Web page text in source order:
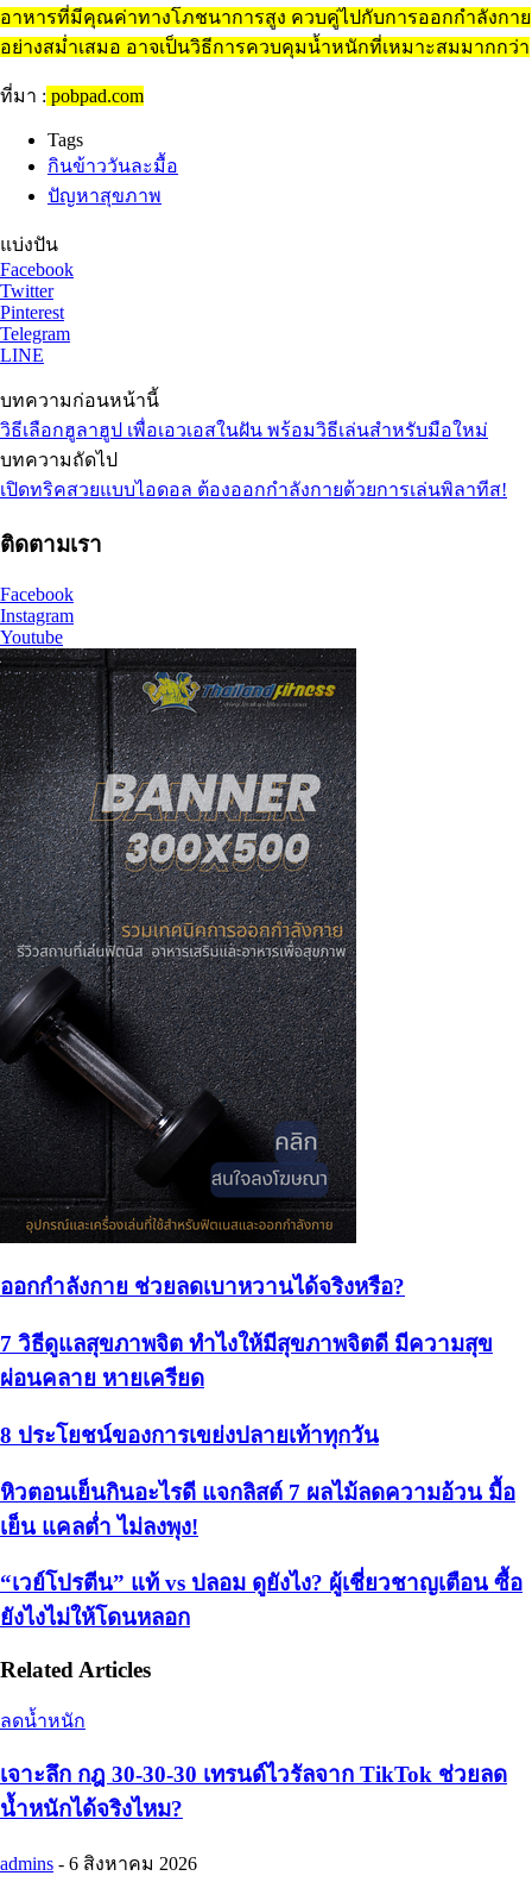
อาหารที่มีคุณค่าทางโภชนาการสูง ควบคู่ไปกับการออกกำลังกาย
อย่างสม่ำเสมอ อาจเป็นวิธีการควบคุมน้ำหนักที่เหมาะสมมากกว่า
ที่มา : pobpad.com
Tags
กินข้าววันละมื้อ
ปัญหาสุขภาพ
แบ่งปัน
Facebook
Twitter
Pinterest
Telegram
LINE
บทความก่อนหน้านี้
วิธีเลือกฮูลาฮูป เพื่อเอวเอสในฝัน พร้อมวิธีเล่นสำหรับมือใหม่
บทความถัดไป
เปิดทริคสวยแบบไอดอล ต้องออกกำลังกายด้วยการเล่นพิลาทีส!
ติดตามเรา
Facebook
Instagram
Youtube
ออกกำลังกาย ช่วยลดเบาหวานได้จริงหรือ?
7 วิธีดูแลสุขภาพจิต ทำไงให้มีสุขภาพจิตดี มีความสุข
ผ่อนคลาย หายเครียด
8 ประโยชน์ของการเขย่งปลายเท้าทุกวัน
หิวตอนเย็นกินอะไรดี แจกลิสต์ 7 ผลไม้ลดความอ้วน มื้อ
เย็น แคลต่ำ ไม่ลงพุง!
“เวย์โปรตีน” แท้ vs ปลอม ดูยังไง? ผู้เชี่ยวชาญเตือน ซื้อ
ยังไงไม่ให้โดนหลอก
Related Articles
ลดน้ำหนัก
เจาะลึก กฎ 30-30-30 เทรนด์ไวรัลจาก TikTok ช่วยลด
น้ำหนักได้จริงไหม?
admins - 6 สิงหาคม 2026